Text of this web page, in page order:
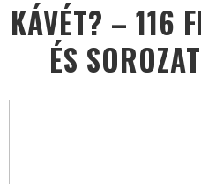
KÁVÉT? – 116
ÉS